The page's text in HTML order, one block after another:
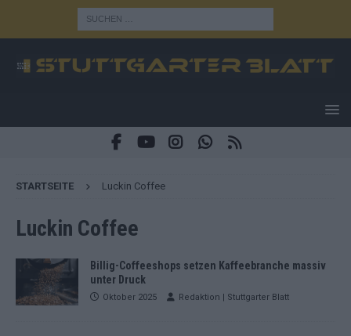
STARTSEITE Luckin Coffee
Luckin Coffee
Billig-Coffeeshops setzen Kaffeebranche massiv
unter Druck
Oktober 2025 Redaktion | Stuttgarter Blatt